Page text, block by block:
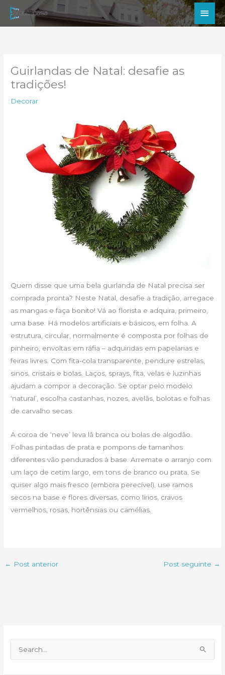
para
Guirlandas de Natal: desafie as
tradições!
Decorar
Quem disse que uma bela guirlanda de Natal precisa ser
comprada pronta? Neste Natal, desafie a tradição, arregace
as mangas e faça bonito! Vá ao florista e adquira, primeiro,
uma base. Há modelos artificiais e básicos, em folha. A
estrutura, circular, normalmente é composta por folhas de
pinheiro, envoltas em ráfia – adquiridas em papelarias e
feiras livres. Com fita-cola transparente, pendure estrelas,
sinos, cristais e bolas. Laços, sprays, fita, velas e luzinhas
ajudam a compor a decoração. Se optar pelo modelo
‘natural’, escolha castanhas, nozes, avelãs, bolotas e folhas
de carvalho secas.
A coroa de ‘neve’ leva lã branca ou bolas de algodão.
Folhas pintadas de prata e pompons de tamanhos
diferentes vão pendurados à base. Arremate o arranjo com
um laço de cetim largo, em tons de branco ou prata. Se
quiser algo mais fresco (embora perecível), use ramos
secos na base e flores diversas, como lírios, cravos
vermelhos, rosas, hortênsias ou camélias.
← Post anterior Post seguinte →
e